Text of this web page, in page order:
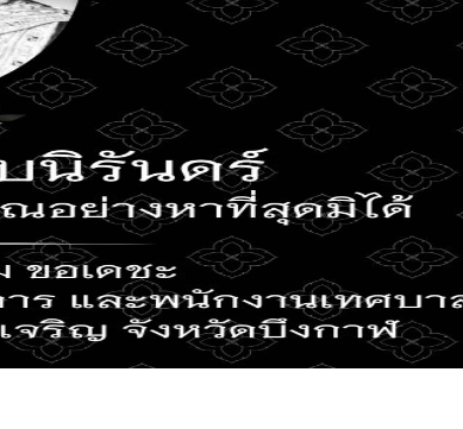
4184446 E-Mail: saraban_05380203@dla.go.th